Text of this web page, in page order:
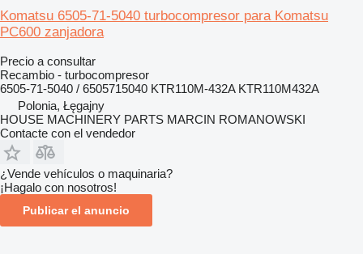
Komatsu 6505-71-5040 turbocompresor para Komatsu
PC600 zanjadora
Precio a consultar
Recambio - turbocompresor
6505-71-5040 / 6505715040 KTR110M-432A KTR110M432A
Polonia, Łęgajny
HOUSE MACHINERY PARTS MARCIN ROMANOWSKI
Contacte con el vendedor
¿Vende vehículos o maquinaria?
¡Hagalo con nosotros!
Publicar el anuncio